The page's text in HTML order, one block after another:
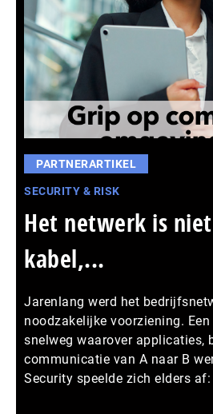
PARTNERARTIKEL
SECURITY & RISK
Het netwerk is
kabel,...
Jarenlang werd het
noodzakelijke voorziening.
snelweg waarover applicaties,
communicatie van A naar B
Security speelde zich elders af: